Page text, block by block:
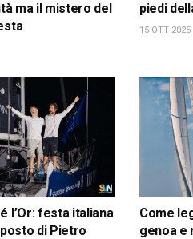
ma il mistero del
piedi
15 OTT 2025
l’Or: festa italiana
di Pietro
Come
genoa e